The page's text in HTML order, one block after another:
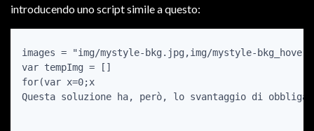
introducendo uno script simile a questo:
images = "img/mystyle-bkg.jpg,img/mystyle-
var tempImg = []
for(var x=0;x
Questa soluzione ha, però, lo svantaggio di